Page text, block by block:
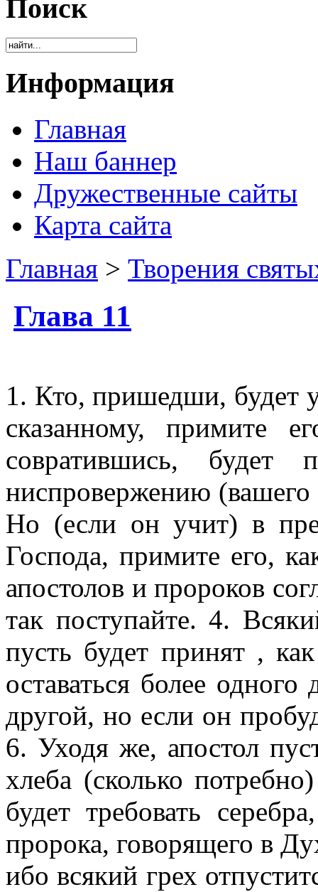
Поиск
Информация
Главная
Наш баннер
Дружественные сайты
Карта сайта
Главная > Творения
Глава 11
1. Кто, пришедши, будет
сказанному, примите
совратившись, будет
ниспровержению
Но (если он учит) в
Господа, примите его,
апостолов и пророков
так поступайте. 4.
пусть будет принят ,
оставаться более
другой, но если он
6. Уходя же, апостол
хлеба (сколько
будет требовать
пророка, говорящего в
ибо всякий грех